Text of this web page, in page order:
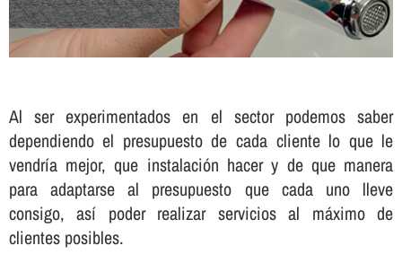
Al ser experimentados en el sector podemos saber
dependiendo el presupuesto de cada cliente lo que le
vendrí­a mejor, que instalación hacer y de que manera
para adaptarse al presupuesto que cada uno lleve
consigo, así­ poder realizar servicios al máximo de
clientes posibles.